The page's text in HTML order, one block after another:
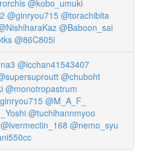
@kobo_umuki
@ginryou715 @torachibita
@Baboon_sai
@86C805i
@icchan41543407
@chuboht
@monotropastrum
@M_A_F_
@tuchihannmyoo
@ivermectin_168 @nemo_syu